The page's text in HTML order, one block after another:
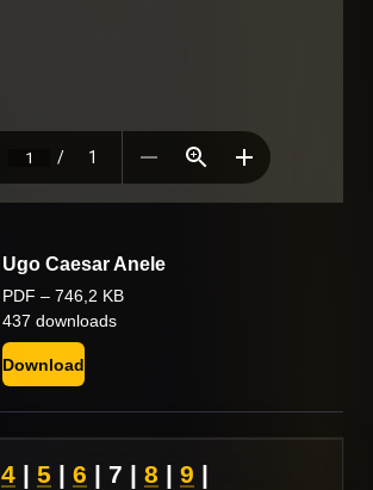
Ugo Caesar Anele
PDF – 746,2 KB
437 downloads
Download
4 | 5 | 6 | 7 | 8 | 9 |